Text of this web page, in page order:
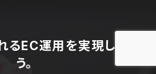
EC運用を実現しよ
う。